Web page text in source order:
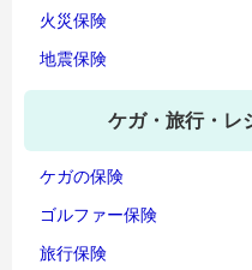
火災保険
地震保険
ケガ・旅行・レ
ケガの保険
ゴルファー保険
旅行保険